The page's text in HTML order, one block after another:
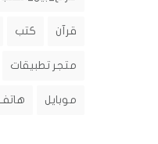
قرآن كتب
متجر تطبيقات
موبايل